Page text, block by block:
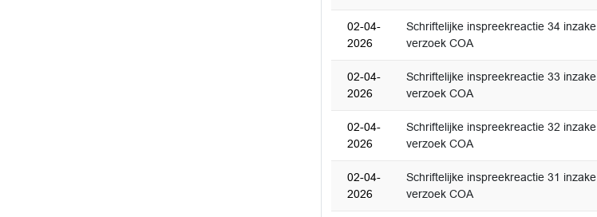
02-04-
2026
Schriftelijke inspreekreactie 34 inzake
verzoek COA
02-04-
2026
Schriftelijke inspreekreactie 33 inzake
verzoek COA
02-04-
2026
Schriftelijke inspreekreactie 32 inzake
verzoek COA
02-04-
2026
Schriftelijke inspreekreactie 31 inzake
verzoek COA